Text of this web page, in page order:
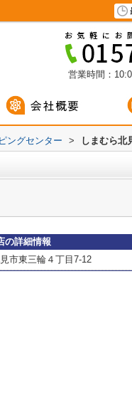
営業時間：
ングセンター > しまむら北
の詳細情報
市東三輪４丁目7-12